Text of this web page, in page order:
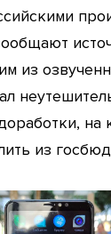
из
на
из